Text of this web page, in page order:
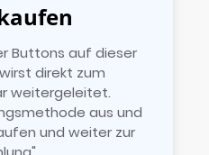
Buttons auf dieser
direkt zum
weitergeleitet.
aus und
und weiter zur